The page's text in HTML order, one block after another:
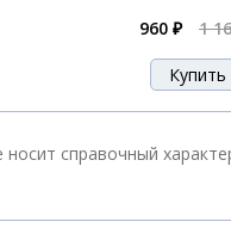
960 ₽ 1
справочный